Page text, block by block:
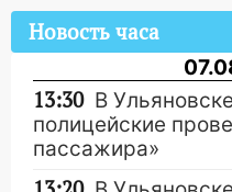
Новость часа
13:30 В
полицейские
пассажира»